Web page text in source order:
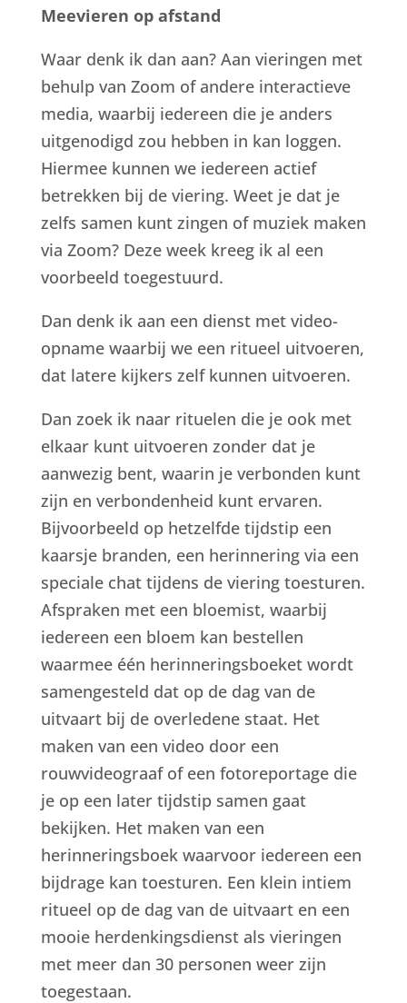
Meevieren op afstand
Waar denk ik dan aan? Aan vieringen met
behulp van Zoom of andere interactieve
media, waarbij iedereen die je anders
uitgenodigd zou hebben in kan loggen.
Hiermee kunnen we iedereen actief
betrekken bij de viering. Weet je dat je
zelfs samen kunt zingen of muziek maken
via Zoom? Deze week kreeg ik al een
voorbeeld toegestuurd.
Dan denk ik aan een dienst met video-
opname waarbij we een ritueel uitvoeren,
dat latere kijkers zelf kunnen uitvoeren.
Dan zoek ik naar rituelen die je ook met
elkaar kunt uitvoeren zonder dat je
aanwezig bent, waarin je verbonden kunt
zijn en verbondenheid kunt ervaren.
Bijvoorbeeld op hetzelfde tijdstip een
kaarsje branden, een herinnering via een
speciale chat tijdens de viering toesturen.
Afspraken met een bloemist, waarbij
iedereen een bloem kan bestellen
waarmee één herinneringsboeket wordt
samengesteld dat op de dag van de
uitvaart bij de overledene staat. Het
maken van een video door een
rouwvideograaf of een fotoreportage die
je op een later tijdstip samen gaat
bekijken. Het maken van een
herinneringsboek waarvoor iedereen een
bijdrage kan toesturen. Een klein intiem
ritueel op de dag van de uitvaart en een
mooie herdenkingsdienst als vieringen
met meer dan 30 personen weer zijn
toegestaan.